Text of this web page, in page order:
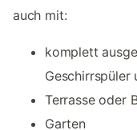
auch mit:
komplett
Geschirrspüler
Terrasse oder
Garten